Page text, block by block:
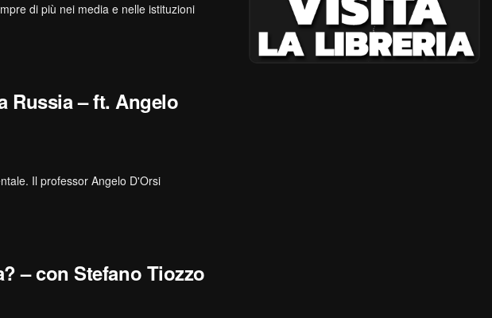
di più nei media e nelle istituzioni
Russia – ft. Angelo
Il professor Angelo D'Orsi
– con ‪Stefano Tiozzo‬